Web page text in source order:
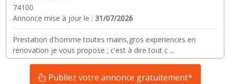
74100
Annonce mise à jour le :31/07/2026
Prestation d'homme toutes mains,gros experiences en
rénovation je vous propose ; c'est à dire tout c ...
Publiez votre annonce gratuitement*